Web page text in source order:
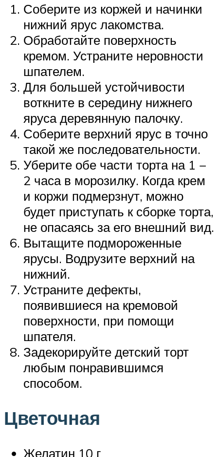
Соберите из коржей и начинки
нижний ярус лакомства.
Обработайте поверхность
кремом. Устраните неровности
шпателем.
Для большей устойчивости
воткните в середину нижнего
яруса деревянную палочку.
Соберите верхний ярус в точно
такой же последовательности.
Уберите обе части торта на 1 −
2 часа в морозилку. Когда крем
и коржи подмерзнут, можно
будет приступать к сборке торта,
не опасаясь за его внешний вид.
Вытащите подмороженные
ярусы. Водрузите верхний на
нижний.
Устраните дефекты,
появившиеся на кремовой
поверхности, при помощи
шпателя.
Задекорируйте детский торт
любым понравившимся
способом.
Цветочная
Желатин 10 г